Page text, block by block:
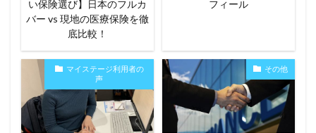
い保険選び】日本のフルカ
バー vs 現地の医療保険を徹
底比較！
フィール
マイステージ利用者の
声
その他